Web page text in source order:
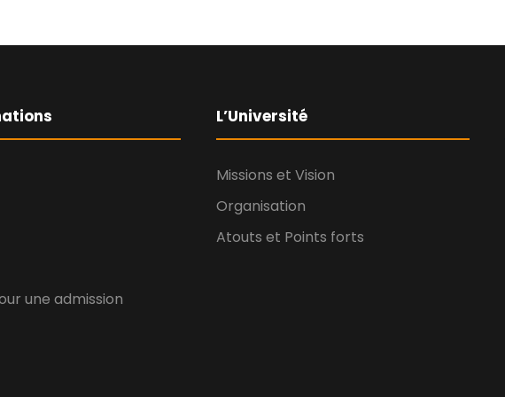
une admission
L’Université
Missions et Vision
Organisation
Atouts et Points forts